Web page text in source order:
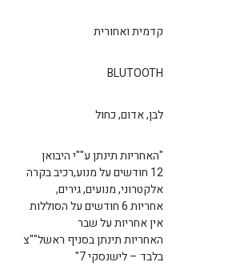
קדמית ואחורית
BLUTOOTH
לבן, אדום, כחול
"האחריות תינתן ע""י היבואן
12 חודשים על מנוע,רכיב בקרה
אלקטרוני, מנועים, גירים,
אחריות 6 חודשים על הסוללות
אין אחריות על שבר
האחריות תינתן בסניף ראשל""צ
בלבד – לישנסקי 7"